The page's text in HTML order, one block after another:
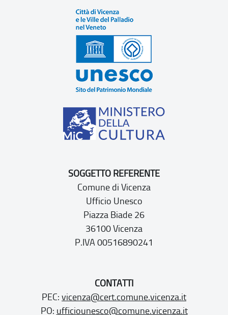
SOGGETTO REFERENTE
Comune di Vicenza
Ufficio Unesco
Piazza Biade 26
36100 Vicenza
P.IVA 00516890241
CONTATTI
PEC: vicenza@cert.comune.vicenza.it
PO: ufficiounesco@comune.vicenza.it